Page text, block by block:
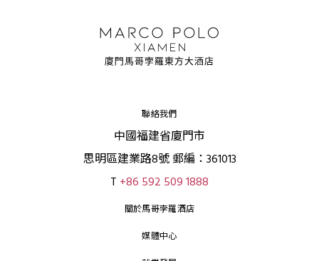
聯絡我們
中國福建省廈門市
思明區建業路8號 郵編：361013
T +86 592 509 1888
關於馬哥孛羅酒店
媒體中心